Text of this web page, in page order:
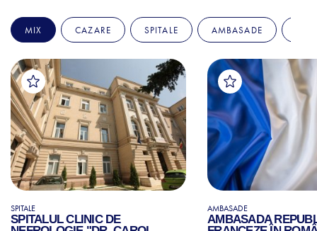
MIX CAZARE SPITALE AMBASADE
SPITALE
SPITALUL CLINIC DE
AMBASADE
AMBASADA